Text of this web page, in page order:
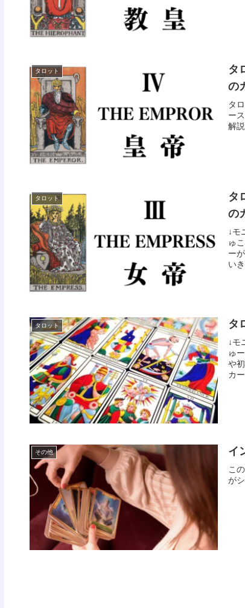
タロット
タ
の
タ
ー
解
タロット
タ
の
↓モ
ゅ
ー
い
タロット タ
↓モ
ゅ
や
カ
その他 イ
こ
が